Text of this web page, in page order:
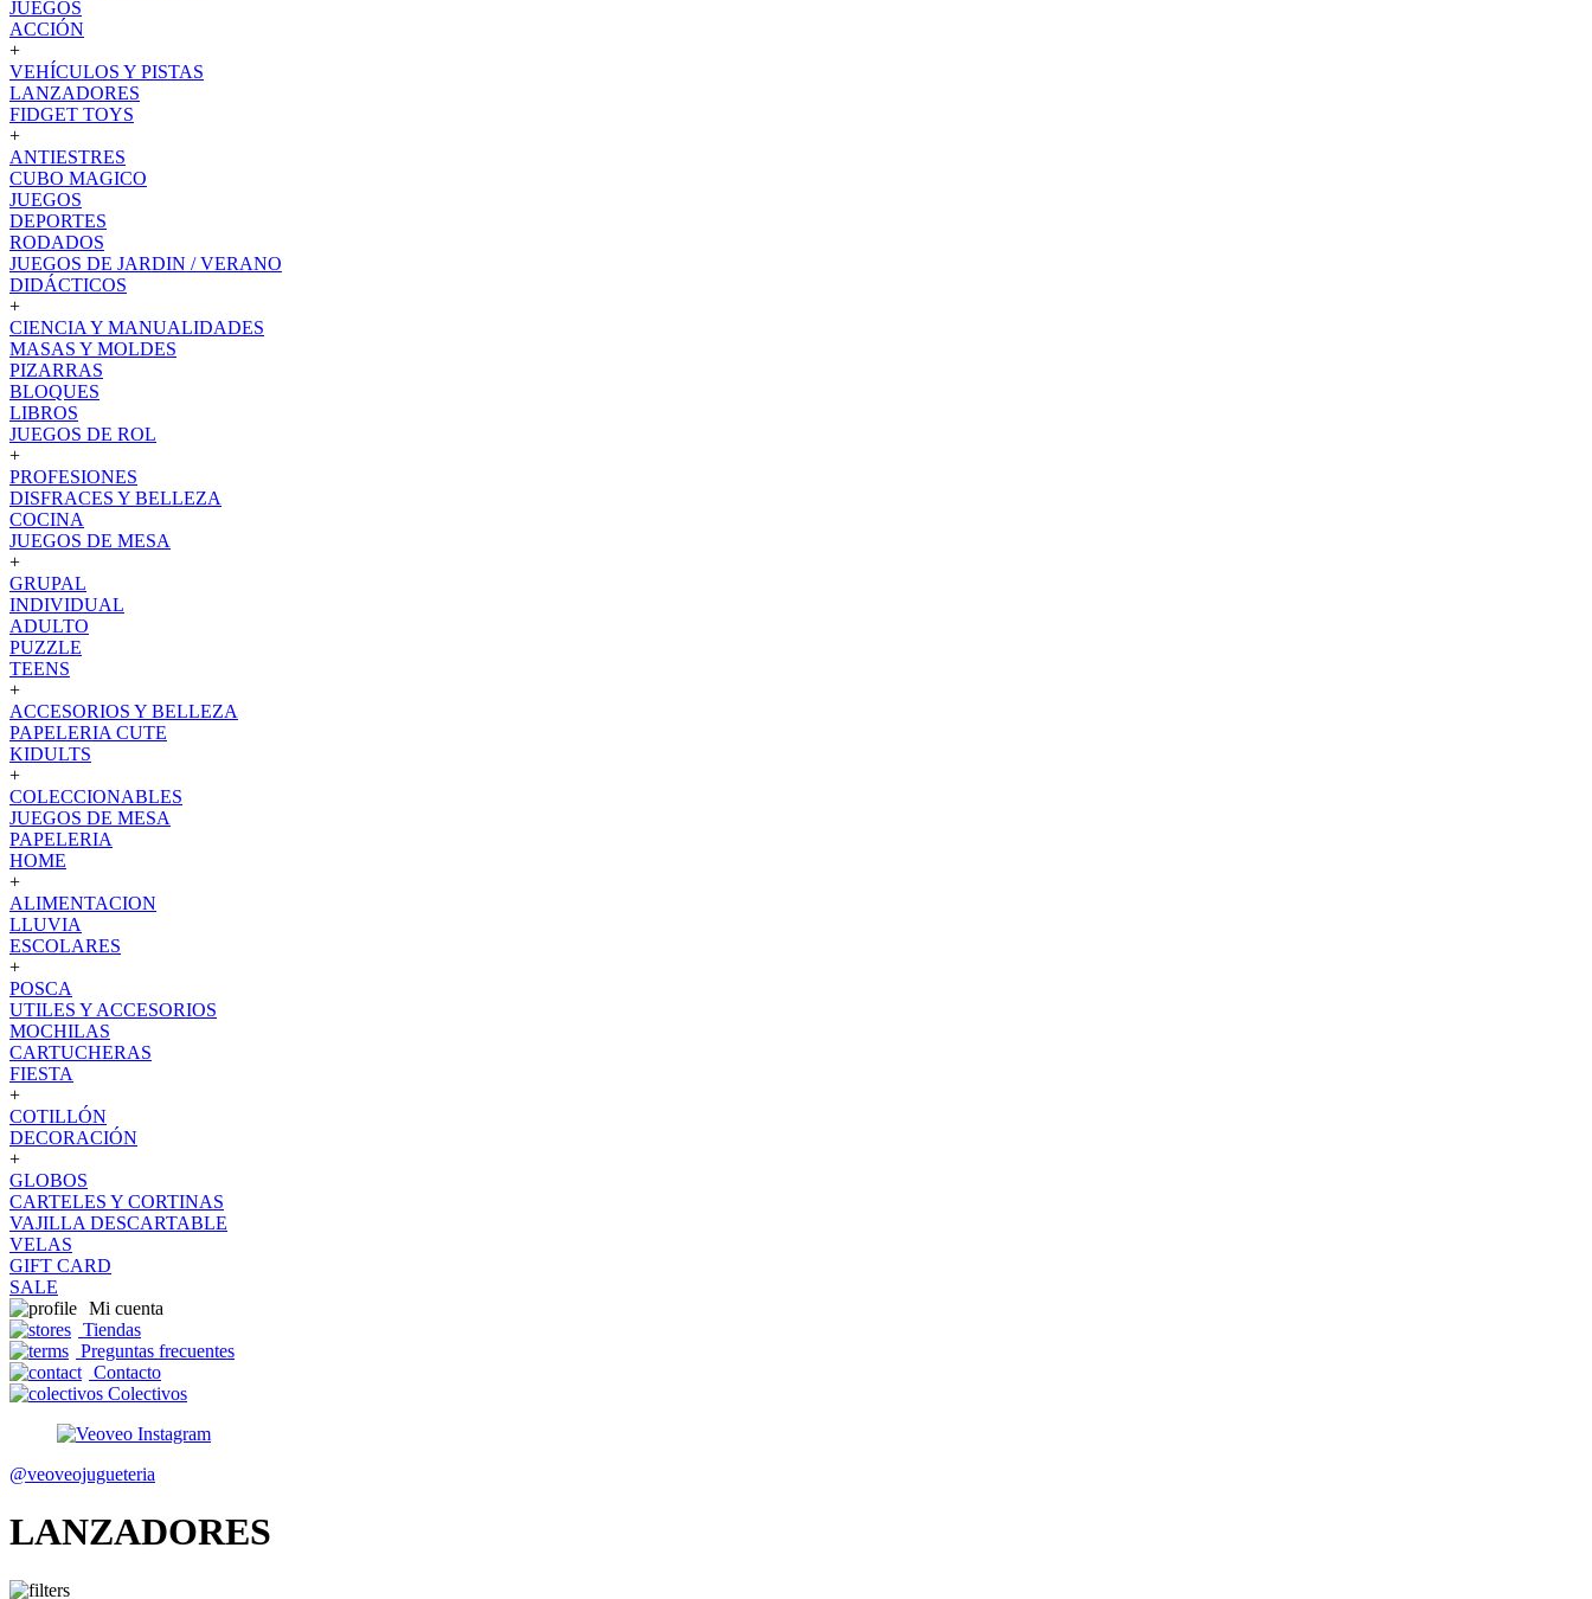
JUEGOS
ACCIÓN
+
VEHÍCULOS Y PISTAS
LANZADORES
FIDGET TOYS
+
ANTIESTRES
CUBO MAGICO
JUEGOS
DEPORTES
RODADOS
JUEGOS DE JARDIN / VERANO
DIDÁCTICOS
+
CIENCIA Y MANUALIDADES
MASAS Y MOLDES
PIZARRAS
BLOQUES
LIBROS
JUEGOS DE ROL
+
PROFESIONES
DISFRACES Y BELLEZA
COCINA
JUEGOS DE MESA
+
GRUPAL
INDIVIDUAL
ADULTO
PUZZLE
TEENS
+
ACCESORIOS Y BELLEZA
PAPELERIA CUTE
KIDULTS
+
COLECCIONABLES
JUEGOS DE MESA
PAPELERIA
HOME
+
ALIMENTACION
LLUVIA
ESCOLARES
+
POSCA
UTILES Y ACCESORIOS
MOCHILAS
CARTUCHERAS
FIESTA
+
COTILLÓN
DECORACIÓN
+
GLOBOS
CARTELES Y CORTINAS
VAJILLA DESCARTABLE
VELAS
GIFT CARD
SALE
Mi cuenta
Tiendas
Preguntas frecuentes
Contacto
Colectivos
@veoveojugueteria
LANZADORES